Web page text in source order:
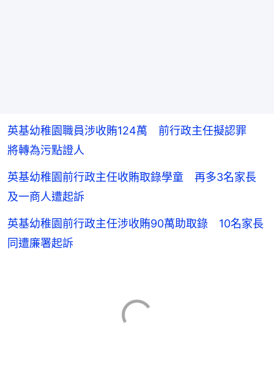
英基幼稚園職員涉收賄124萬 前行政主任擬認罪
將轉為污點證人
英基幼稚園前行政主任收賄取錄學童 再多3名家長
及一商人遭起訴
英基幼稚園前行政主任涉收賄90萬助取錄 10名家長
同遭廉署起訴